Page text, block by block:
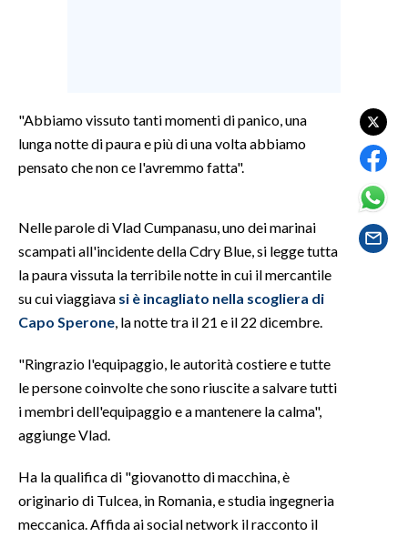
CULTURA
GOSSIP
SALUTE
SARDEGNA TURISMO
SARDI NEL MONDO
NOTIZIE
EVENTI
3 MINUTI CON
"Abbiamo vissuto tanti momenti di panico, una
lunga notte di paura e più di una volta abbiamo
pensato che non ce l'avremmo fatta".
Nelle parole di Vlad Cumpanasu, uno dei marinai
scampati all'incidente della Cdry Blue, si legge tutta
la paura vissuta la terribile notte in cui il mercantile
su cui viaggiava si è incagliato nella scogliera di
Capo Sperone , la notte tra il 21 e il 22 dicembre.
"Ringrazio l'equipaggio, le autorità costiere e tutte
le persone coinvolte che sono riuscite a salvare tutti
i membri dell'equipaggio e a mantenere la calma",
aggiunge Vlad.
Ha la qualifica di "giovanotto di macchina, è
originario di Tulcea, in Romania, e studia ingegneria
meccanica. Affida ai social network il racconto il